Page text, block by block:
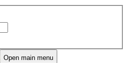
Open main menu